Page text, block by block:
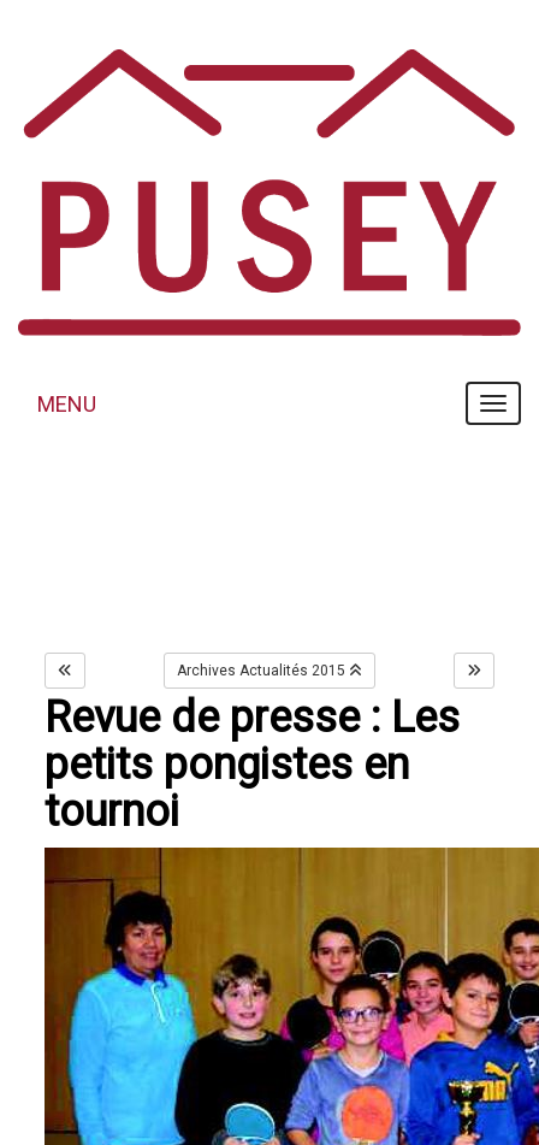
MENU
MENU
Archives Actualités 2015
Revue de presse : Les
petits pongistes en
tournoi